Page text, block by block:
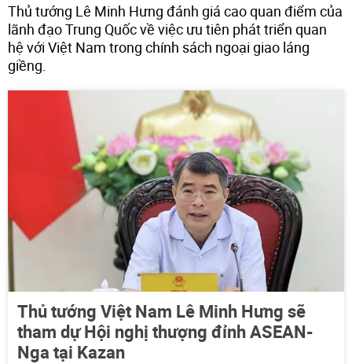
Thủ tướng Lê Minh Hưng đánh giá cao quan điểm của
lãnh đạo Trung Quốc về việc ưu tiên phát triển quan
hệ với Việt Nam trong chính sách ngoại giao láng
giềng.
Thủ tướng Việt Nam Lê Minh Hưng sẽ
tham dự Hội nghị thượng đỉnh ASEAN-
Nga tại Kazan